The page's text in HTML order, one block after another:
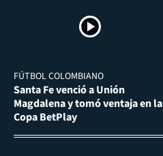
FÚTBOL COLOMBIANO
Santa Fe venció a Unión
Magdalena y tomó ventaja en la
Copa BetPlay